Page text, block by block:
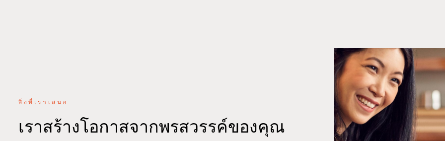
สิ่งที่เราเสนอ
เราสร้างโอกาสจากพรสวรรค์ของคุณ